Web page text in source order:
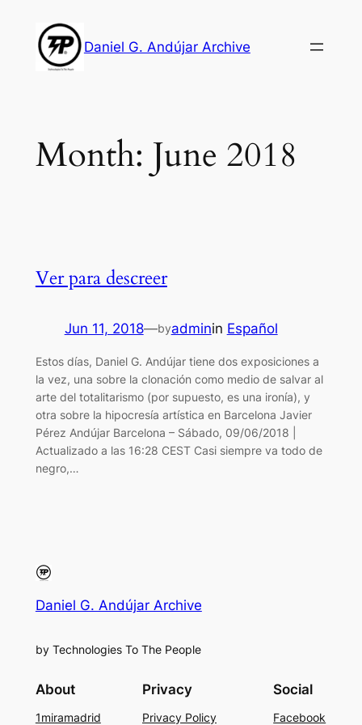
content
Daniel G. Andújar Archive
Month: June 2018
Ver para descreer
Jun 11, 2018—byadminin Español
Estos días, Daniel G. Andújar tiene dos exposiciones a
la vez, una sobre la clonación como medio de salvar al
arte del totalitarismo (por supuesto, es una ironía), y
otra sobre la hipocresía artística en Barcelona Javier
Pérez Andújar Barcelona – Sábado, 09/06/2018 |
Actualizado a las 16:28 CEST Casi siempre va todo de
negro,…
Daniel G. Andújar Archive
by Technologies To The People
About
1miramadrid
Privacy
Privacy Policy
Social
Facebook